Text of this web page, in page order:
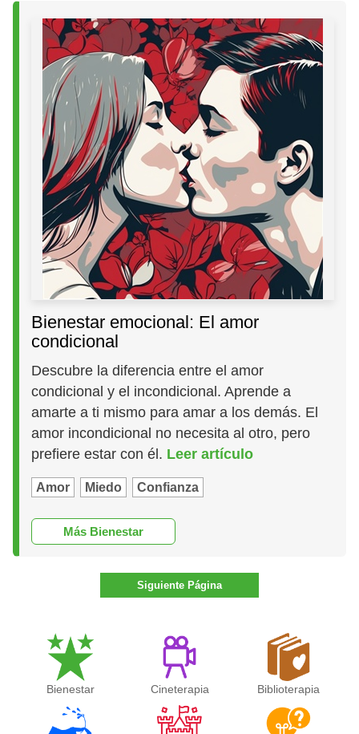
Bienestar emocional: El amor
condicional
Descubre la diferencia entre el amor
condicional y el incondicional. Aprende a
amarte a ti mismo para amar a los demás. El
amor incondicional no necesita al otro, pero
prefiere estar con él. Leer artículo
Amor Miedo Confianza
Más Bienestar
Siguiente Página
Bienestar Cineterapia Biblioterapia